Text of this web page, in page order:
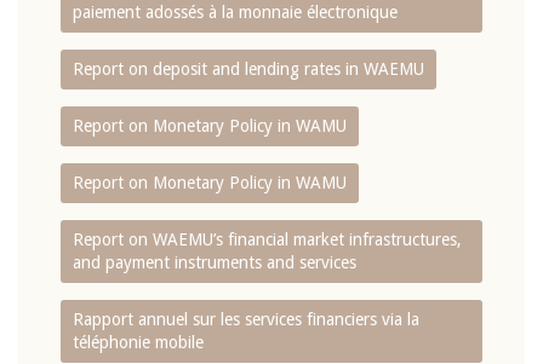
paiement adossés à la monnaie électronique
Report on deposit and lending rates in WAEMU
Report on Monetary Policy in WAMU
Report on Monetary Policy in WAMU
Report on WAEMU’s financial market infrastructures,
and payment instruments and services
Rapport annuel sur les services financiers via la
téléphonie mobile